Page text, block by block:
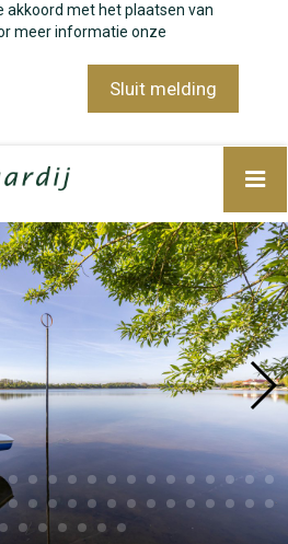
akkoord met het plaatsen van
meer informatie onze
Sluit melding